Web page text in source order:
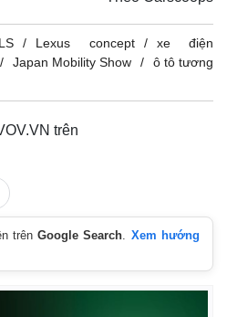
Lexus concept
xe điện
Japan Mobility Show
ô tô tương
trên
trênGoogle Search
Xem hướng